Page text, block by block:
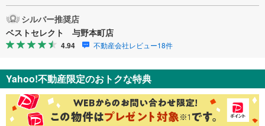
シルバー推奨店
ベストセレクト 与野本町店
4.94 不動産会社レビュー18件
Yahoo!不動産限定のおトクな特典